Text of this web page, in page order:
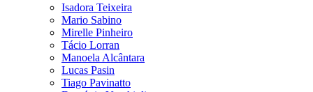
Isadora Teixeira
Mario Sabino
Mirelle Pinheiro
Tácio Lorran
Manoela Alcântara
Lucas Pasin
Tiago Pavinatto